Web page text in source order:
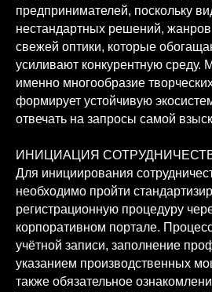
предпринимателей, поскольку
нестандартных решений,
свежей оптики, которые
усиливают конкурентную среду.
именно многообразие
формирует устойчивую
отвечать на запросы самой
ИНИЦИАЦИЯ
Для инициирования
необходимо пройти
регистрационную процедуру
корпоративном портале.
учётной записи, заполнение
указанием производственных
также обязательное